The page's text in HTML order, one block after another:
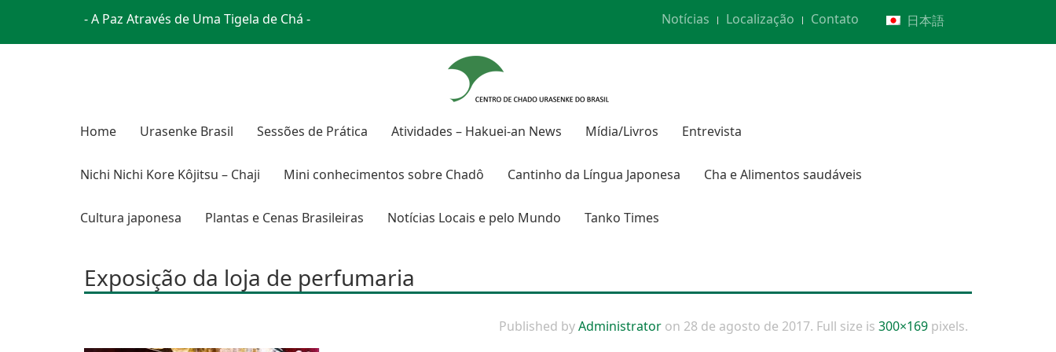
- A Paz Através de Uma Tigela de Chá - Notícias Localização Contato 日本語
Home Urasenke Brasil Sessões de Prática Atividades – Hakuei-an News Mídia/Livros Entrevista
Nichi Nichi Kore Kôjitsu – Chaji Mini conhecimentos sobre Chadô Cantinho da Língua Japonesa Cha e Alimentos saudáveis
Cultura japonesa Plantas e Cenas Brasileiras Notícias Locais e pelo Mundo Tanko Times
Exposição da loja de perfumaria
Published byAdministrator on 28 de agosto de 2017. Full size is 300×169 pixels.